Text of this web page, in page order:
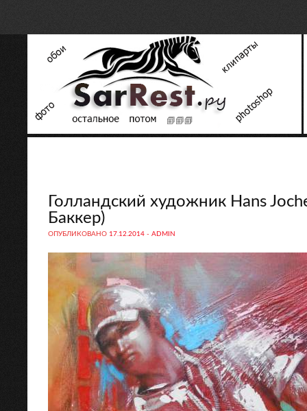
Голландский художник Hans
Баккер)
ОПУБЛИКОВАНО 17.12.2014 - ADMIN